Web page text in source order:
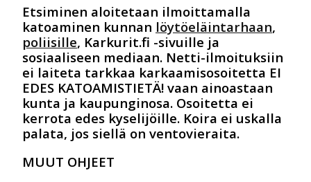
Etsiminen aloitetaan ilmoittamalla
katoaminen kunnan löytöeläintarhaan,
poliisille, Karkurit.fi -sivuille ja
sosiaaliseen mediaan. Netti-ilmoituksiin
ei laiteta tarkkaa karkaamisosoitetta EI
EDES KATOAMISTIETÄ! vaan ainoastaan
kunta ja kaupunginosa. Osoitetta ei
kerrota edes kyselijöille. Koira ei uskalla
palata, jos siellä on ventovieraita.
MUUT OHJEET